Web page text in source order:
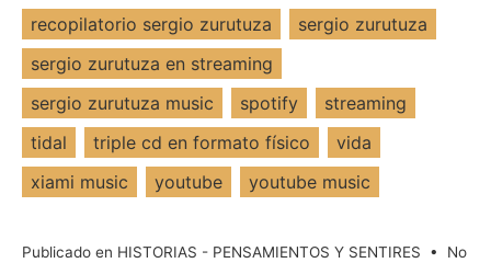
recopilatorio sergio zurutuza
sergio zurutuza
sergio zurutuza en streaming
sergio zurutuza music
spotify
streaming
tidal
triple cd en formato físico
vida
xiami music
youtube youtube music
Publicado en HISTORIAS - PENSAMIENTOS Y SENTIRES • No